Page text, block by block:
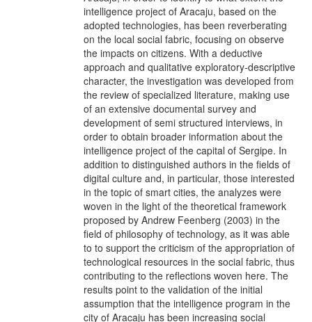
intelligence project of Aracaju, based on the
adopted technologies, has been reverberating
on the local social fabric, focusing on observe
the impacts on citizens. With a deductive
approach and qualitative exploratory-descriptive
character, the investigation was developed from
the review of specialized literature, making use
of an extensive documental survey and
development of semi structured interviews, in
order to obtain broader information about the
intelligence project of the capital of Sergipe. In
addition to distinguished authors in the fields of
digital culture and, in particular, those interested
in the topic of smart cities, the analyzes were
woven in the light of the theoretical framework
proposed by Andrew Feenberg (2003) in the
field of philosophy of technology, as it was able
to to support the criticism of the appropriation of
technological resources in the social fabric, thus
contributing to the reflections woven here. The
results point to the validation of the initial
assumption that the intelligence program in the
city of Aracaju has been increasing social